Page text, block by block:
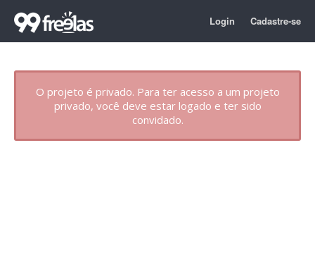
Login Cadastre-se
O projeto é privado. Para ter acesso a um projeto
privado, você deve estar logado e ter sido
convidado.